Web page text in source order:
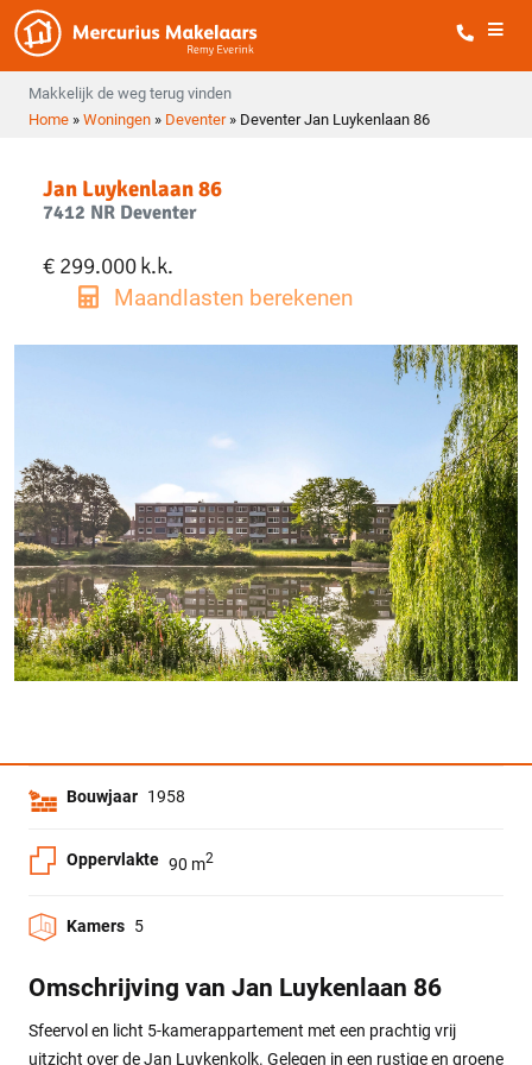
Makkelijk de weg terug vinden
Home » Woningen » Deventer» Deventer Jan Luykenlaan 86
Jan Luykenlaan 86
7412 NR Deventer
€ 299.000k.k.
Maandlasten berekenen
Bouwjaar 1958
Oppervlakte 90 m2
Kamers 5
Omschrijving van Jan Luykenlaan 86
Sfeervol en licht 5-kamerappartement met een prachtig vrij
uitzicht over de Jan Luykenkolk. Gelegen in een rustige en groene